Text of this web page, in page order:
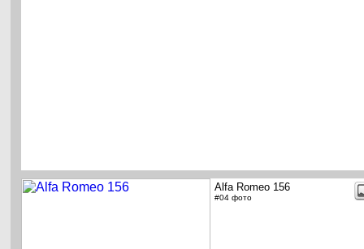
Alfa Romeo 156
#04 фото